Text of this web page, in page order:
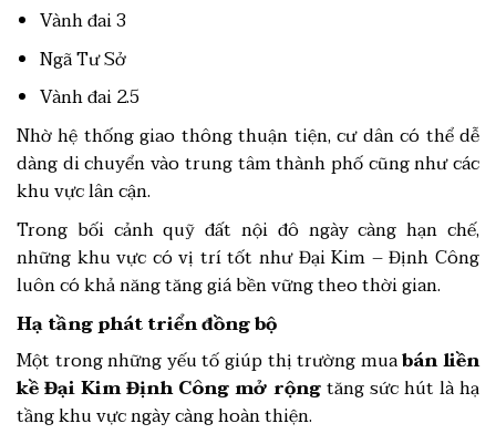
Vành đai 3
Ngã Tư Sở
Vành đai 2.5
Nhờ hệ thống giao thông thuận tiện, cư dân có thể dễ
dàng di chuyển vào trung tâm thành phố cũng như các
khu vực lân cận.
Trong bối cảnh quỹ đất nội đô ngày càng hạn chế,
những khu vực có vị trí tốt như Đại Kim – Định Công
luôn có khả năng tăng giá bền vững theo thời gian.
Hạ tầng phát triển đồng bộ
Một trong những yếu tố giúp thị trường muabán liền
kề Đại Kim Định Công mở rộngtăng sức hút là hạ
tầng khu vực ngày càng hoàn thiện.